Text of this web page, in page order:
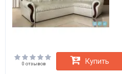
0 отзывов Купить